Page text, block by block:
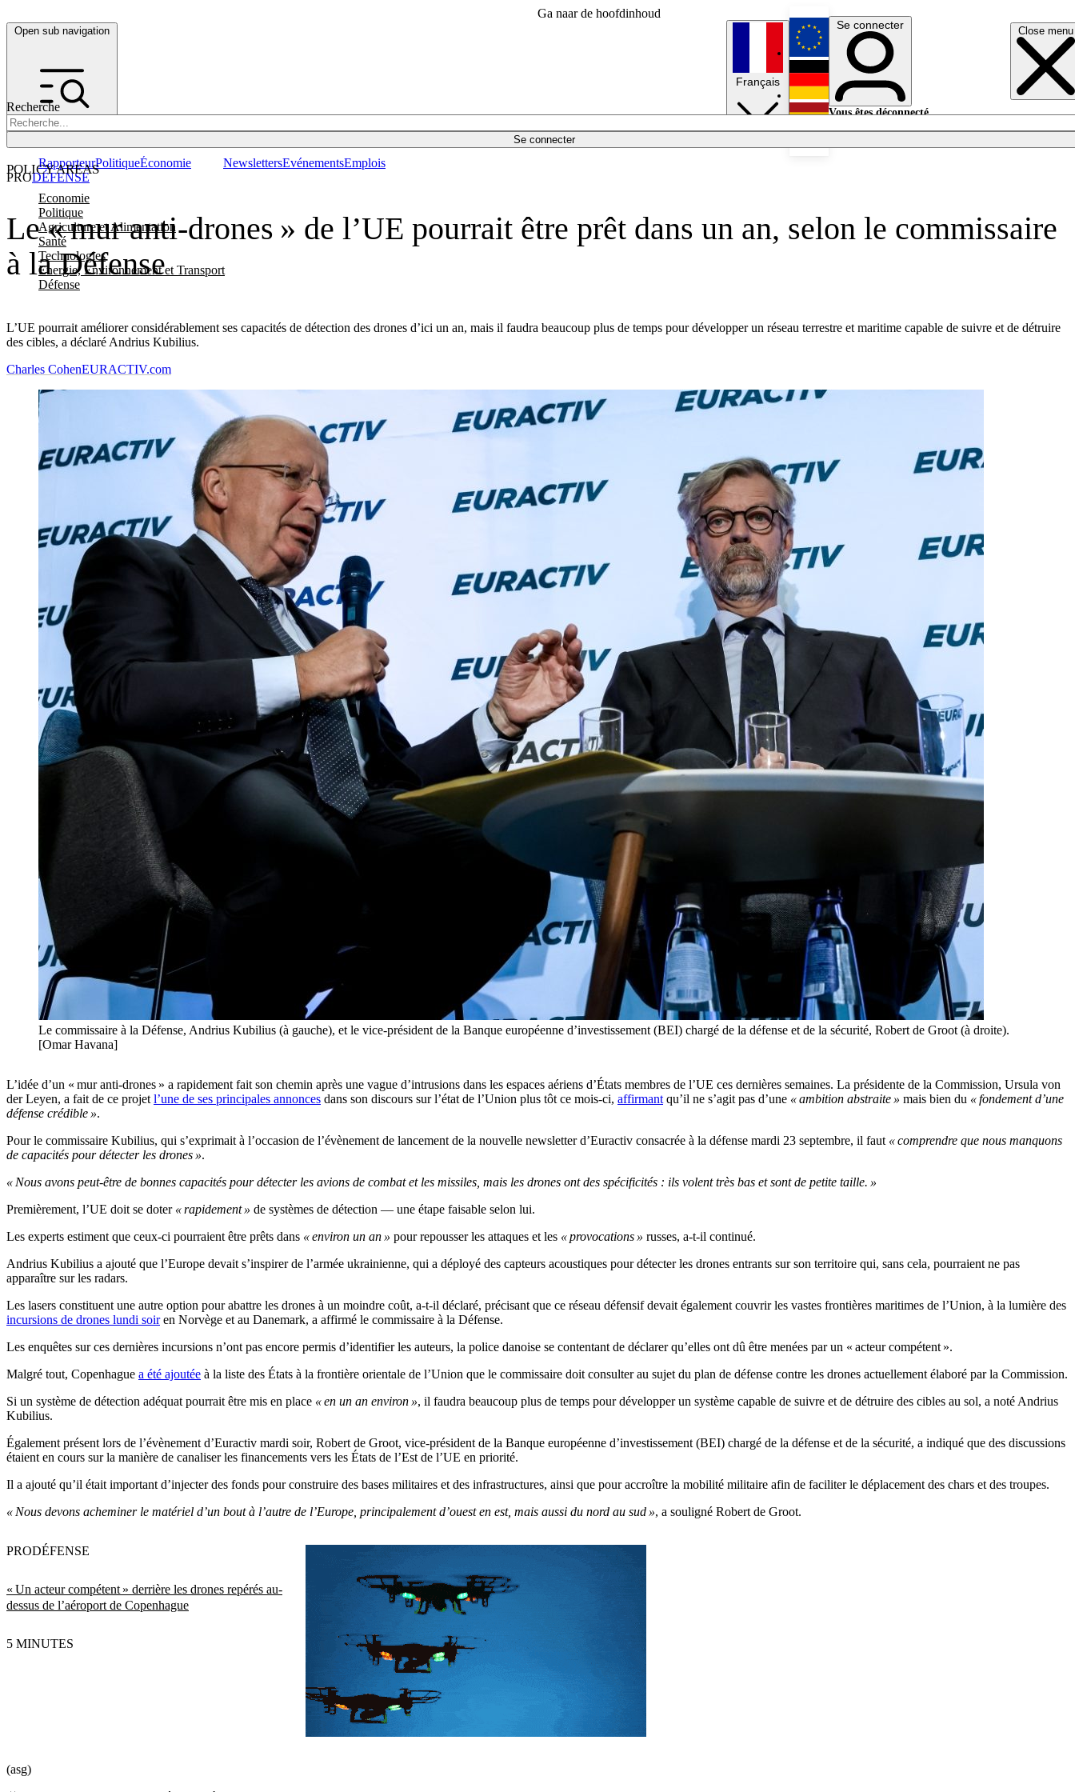
Ga naar de hoofdinhoud
Open sub navigation Close menu
Recherche
Se connecter
POLICY AREAS
Economie
Politique
Agriculture et Alimentation
Santé
Technologies
Energie, Environnement et Transport
Défense
RapporteurPolitiqueÉconomie NewslettersEvénementsEmplois
Français
English
Deutsch
Se connecter
Vous êtes déconnecté.
Le « mur anti-drones » de l’UE pourrait être prêt dans un an, selon le commissaire
à la Défense
L’UE pourrait améliorer considérablement ses capacités de détection des drones d’ici un an, mais il faudra beaucoup plus de temps pour développer un réseau terrestre et maritime capable de suivre et de détruire
des cibles, a déclaré Andrius Kubilius.
PRODÉFENSE
Charles CohenEURACTIV.com
Le commissaire à la Défense, Andrius Kubilius (à gauche), et le vice-président de la Banque européenne d’investissement (BEI) chargé de la défense et de la sécurité, Robert de Groot (à droite).
[Omar Havana]
L’idée d’un « mur anti-drones » a rapidement fait son chemin après une vague d’intrusions dans les espaces aériens d’États membres de l’UE ces dernières semaines. La présidente de la Commission, Ursula von
der Leyen, a fait de ce projet l’une de ses principales annonces dans son discours sur l’état de l’Union plus tôt ce mois-ci, affirmant qu’il ne s’agit pas d’une « ambition abstraite » mais bien du « fondement d’une
défense crédible ».
Pour le commissaire Kubilius, qui s’exprimait à l’occasion de l’évènement de lancement de la nouvelle newsletter d’Euractiv consacrée à la défense mardi 23 septembre, il faut « comprendre que nous manquons
de capacités pour détecter les drones ».
« Nous avons peut-être de bonnes capacités pour détecter les avions de combat et les missiles, mais les drones ont des spécificités : ils volent très bas et sont de petite taille. »
Premièrement, l’UE doit se doter « rapidement » de systèmes de détection — une étape faisable selon lui.
Les experts estiment que ceux-ci pourraient être prêts dans « environ un an » pour repousser les attaques et les « provocations » russes, a-t-il continué.
Andrius Kubilius a ajouté que l’Europe devait s’inspirer de l’armée ukrainienne, qui a déployé des capteurs acoustiques pour détecter les drones entrants sur son territoire qui, sans cela, pourraient ne pas
apparaître sur les radars.
Les lasers constituent une autre option pour abattre les drones à un moindre coût, a-t-il déclaré, précisant que ce réseau défensif devait également couvrir les vastes frontières maritimes de l’Union, à la lumière des
incursions de drones lundi soiren Norvège et au Danemark, a affirmé le commissaire à la Défense.
Les enquêtes sur ces dernières incursions n’ont pas encore permis d’identifier les auteurs, la police danoise se contentant de déclarer qu’elles ont dû être menées par un « acteur compétent ».
Malgré tout, Copenhague a été ajoutée à la liste des États à la frontière orientale de l’Union que le commissaire doit consulter au sujet du plan de défense contre les drones actuellement élaboré par la Commission.
Si un système de détection adéquat pourrait être mis en place « en un an environ », il faudra beaucoup plus de temps pour développer un système capable de suivre et de détruire des cibles au sol, a noté Andrius
Kubilius.
Également présent lors de l’évènement d’Euractiv mardi soir, Robert de Groot, vice-président de la Banque européenne d’investissement (BEI) chargé de la défense et de la sécurité, a indiqué que des discussions
étaient en cours sur la manière de canaliser les financements vers les États de l’Est de l’UE en priorité.
Il a ajouté qu’il était important d’injecter des fonds pour construire des bases militaires et des infrastructures, ainsi que pour accroître la mobilité militaire afin de faciliter le déplacement des chars et des troupes.
« Nous devons acheminer le matériel d’un bout à l’autre de l’Europe, principalement d’ouest en est, mais aussi du nord au sud », a souligné Robert de Groot.
« Un acteur compétent » derrière les drones repérés au-
dessus de l’aéroport de Copenhague
PRODÉFENSE
5 MINUTES
(asg)